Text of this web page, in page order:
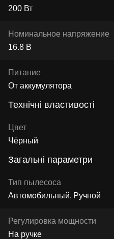
200 Вт
Номинальное напряжение
16.8 В
Питание
От аккумулятора
Технічні властивості
Цвет
Чёрный
Загальні параметри
Тип пылесоса
Автомобильный Ручной
Регулировка мощности
На ручке